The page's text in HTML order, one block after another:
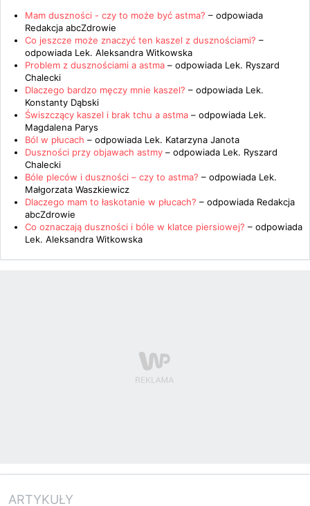
Mam duszności - czy to może być astma? – odpowiada
Redakcja abcZdrowie
Co jeszcze może znaczyć ten kaszel z dusznościami? –
odpowiada Lek. Aleksandra Witkowska
Problem z dusznościami a astma – odpowiada Lek. Ryszard
Chalecki
Dlaczego bardzo męczy mnie kaszel? – odpowiada Lek.
Konstanty Dąbski
Świszczący kaszel i brak tchu a astma – odpowiada Lek.
Magdalena Parys
Ból w płucach – odpowiada Lek. Katarzyna Janota
Duszności przy objawach astmy – odpowiada Lek. Ryszard
Chalecki
Bóle pleców i duszności – czy to astma? – odpowiada Lek.
Małgorzata Waszkiewicz
Dlaczego mam to łaskotanie w płucach? – odpowiada Redakcja
abcZdrowie
Co oznaczają duszności i bóle w klatce piersiowej? – odpowiada
Lek. Aleksandra Witkowska
ARTYKUŁY